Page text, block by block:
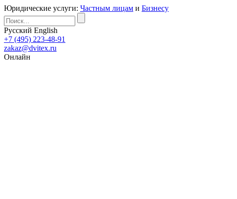
Юридические услуги: Частным лицам и Бизнесу
Русский English
+7 (495) 223-48-91
zakaz@dvitex.ru
Онлайн